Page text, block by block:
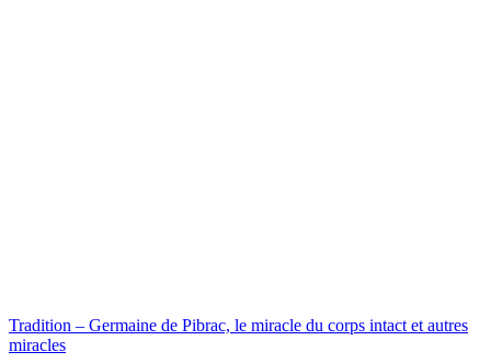
Tradition – Germaine de Pibrac, le miracle du corps intact et autres
miracles